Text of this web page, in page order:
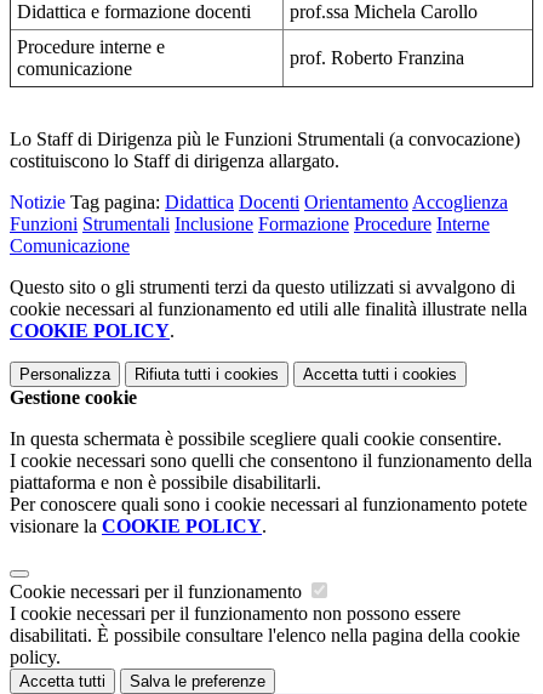
Didattica e formazione docenti
prof.ssa Michela Carollo
Procedure interne e
comunicazione
prof. Roberto Franzina
Lo Staff di Dirigenza più le Funzioni Strumentali (a convocazione)
costituiscono lo Staff di dirigenza allargato.
Notizie Tag pagina: Didattica Docenti Orientamento Accoglienza
Funzioni Strumentali Inclusione Formazione Procedure Interne
Comunicazione
Questo sito o gli strumenti terzi da questo utilizzati si avvalgono di
cookie necessari al funzionamento ed utili alle finalità illustrate nella
COOKIE POLICY.
Personalizza Rifiuta tutti i cookies Accetta tutti i cookies
Gestione cookie
In questa schermata è possibile scegliere quali cookie consentire.
I cookie necessari sono quelli che consentono il funzionamento della
piattaforma e non è possibile disabilitarli.
Per conoscere quali sono i cookie necessari al funzionamento potete
visionare la COOKIE POLICY.
Cookie necessari per il funzionamento
I cookie necessari per il funzionamento non possono essere
disabilitati. È possibile consultare l'elenco nella pagina della cookie
policy.
Accetta tutti Salva le preferenze